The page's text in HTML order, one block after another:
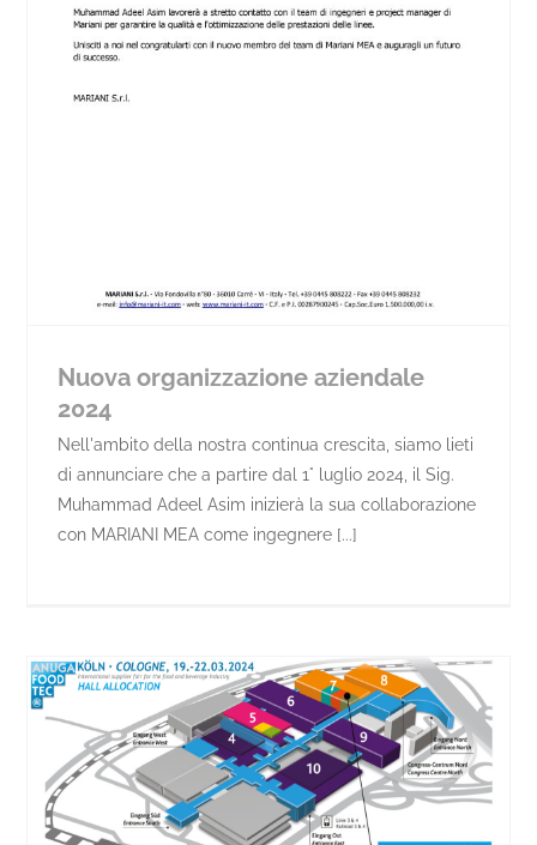
Nuova organizzazione aziendale
2024
Nell'ambito della nostra continua crescita, siamo lieti
di annunciare che a partire dal 1° luglio 2024, il Sig.
Muhammad Adeel Asim inizierà la sua collaborazione
con MARIANI MEA come ingegnere [...]